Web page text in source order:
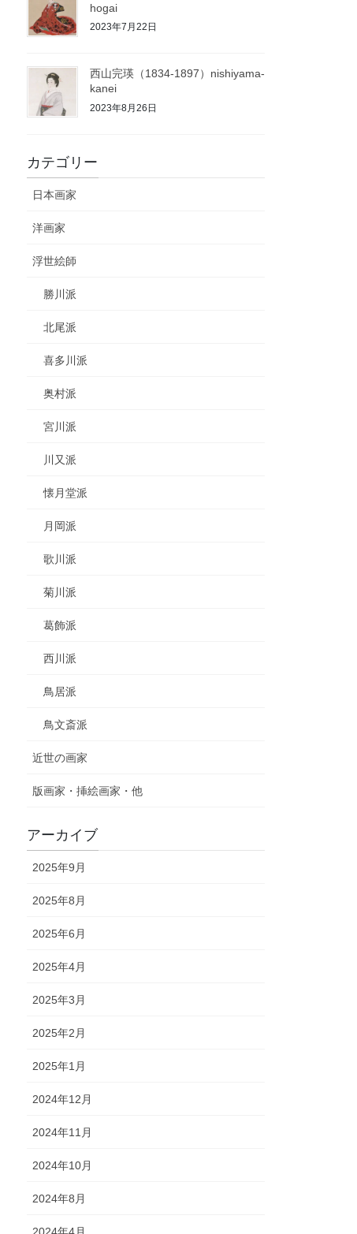
hogai
2023年7月22日
西山完瑛（1834-1897）nishiyama-
kanei
2023年8月26日
カテゴリー
日本画家
洋画家
浮世絵師
勝川派
北尾派
喜多川派
奥村派
宮川派
川又派
懐月堂派
月岡派
歌川派
菊川派
葛飾派
西川派
鳥居派
鳥文斎派
近世の画家
版画家・挿絵画家・他
アーカイブ
2025年9月
2025年8月
2025年6月
2025年4月
2025年3月
2025年2月
2025年1月
2024年12月
2024年11月
2024年10月
2024年8月